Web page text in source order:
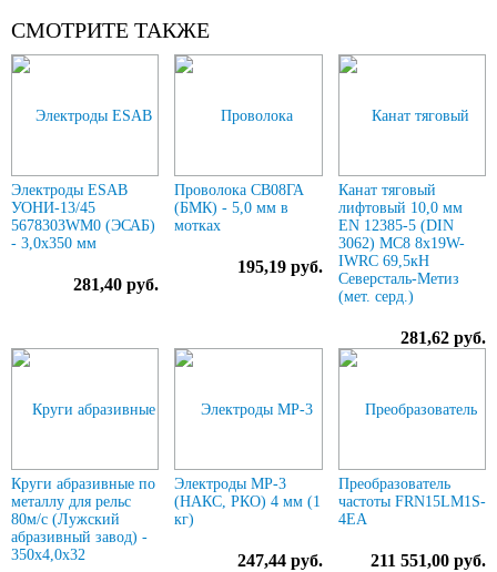
СМОТРИТЕ ТАКЖЕ
Электроды ESAB
УОНИ-13/45
5678303WM0 (ЭСАБ)
- 3,0х350 мм
281,40 руб.
Проволока СВ08ГА
(БМК) - 5,0 мм в
мотках
195,19 руб.
Канат тяговый
лифтовый 10,0 мм
EN 12385-5 (DIN
3062) МС8 8х19W-
IWRC 69,5кН
Северсталь-Метиз
(мет. серд.)
281,62 руб.
Круги абразивные по
металлу для рельс
80м/с (Лужский
абразивный завод) -
350х4,0х32
Электроды МР-3
(НАКС, РКО) 4 мм (1
кг)
247,44 руб.
Преобразователь
частоты FRN15LM1S-
4EA
211 551,00 руб.